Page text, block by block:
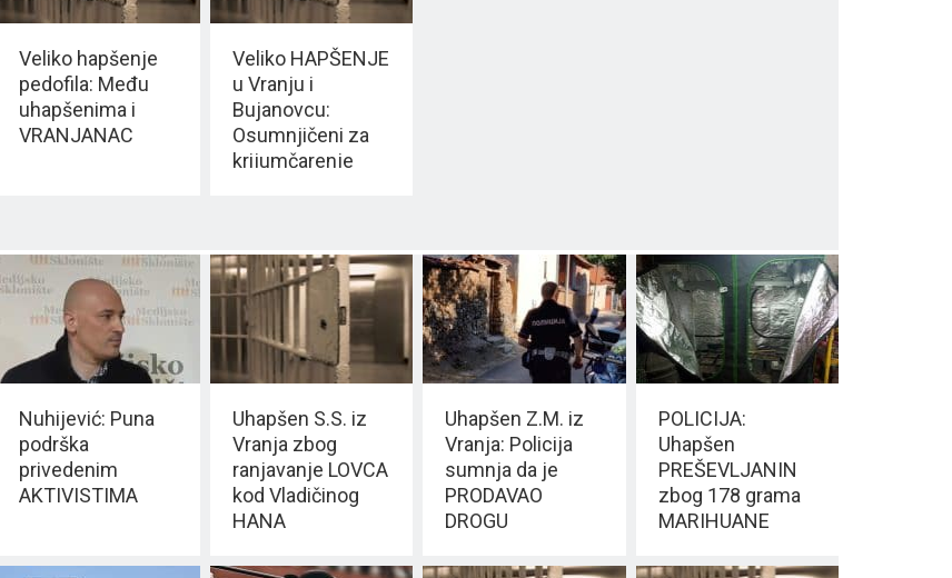
Veliko hapšenje
pedofila: Među
uhapšenima i
VRANJANAC
Veliko HAPŠENJE
u Vranju i
Bujanovcu:
Osumnjičeni za
krijumčarenje
Nuhijević: Puna
podrška
privedenim
AKTIVISTIMA
Uhapšen S.S. iz
Vranja zbog
ranjavanje LOVCA
kod Vladičinog
HANA
Uhapšen Z.M. iz
Vranja: Policija
sumnja da je
PRODAVAO
DROGU
POLICIJA:
Uhapšen
PREŠEVLJANIN
zbog 178 grama
MARIHUANE